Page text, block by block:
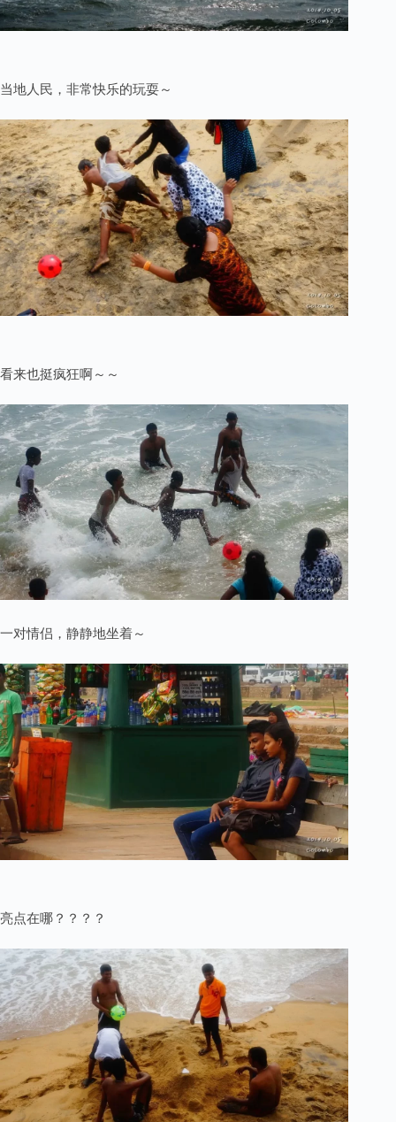
当地人民，非常快乐的玩耍～
看来也挺疯狂啊～～
一对情侣，静静地坐着～
亮点在哪？？？？